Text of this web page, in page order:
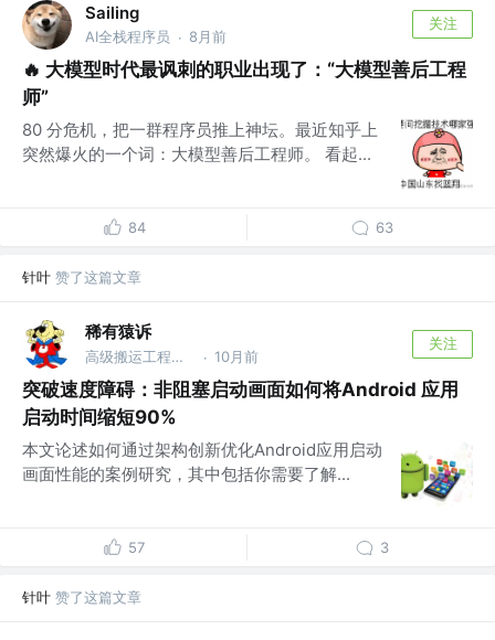
Sailing
AI全栈程序员 · 8月前
关注
🔥 大模型时代最讽刺的职业出现了：“大模型善后工程
师”
80 分危机，把一群程序员推上神坛。最近知乎上
突然爆火的一个词：大模型善后工程师。 看起...
84 63
针叶 赞了这篇文章
稀有猿诉
高级搬运工程师 @稀有猿诉 · 10月前
关注
突破速度障碍：非阻塞启动画面如何将Android 应用
启动时间缩短90%
本文论述如何通过架构创新优化Android应用启动
画面性能的案例研究，其中包括你需要了解...
57 3
针叶 赞了这篇文章